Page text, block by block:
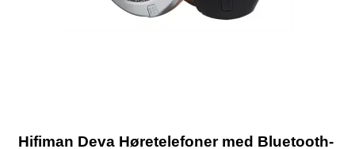
Hifiman Deva Høretelefoner med Bluetooth-